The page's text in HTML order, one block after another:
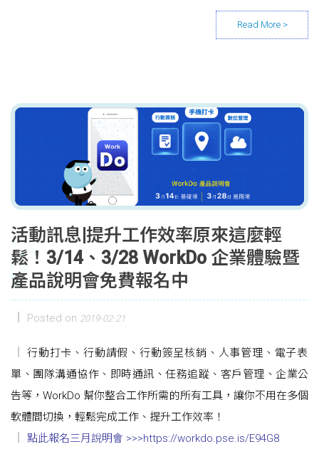
活動訊息|提升工作效率原來這麼輕
鬆！3/14、3/28 WorkDo 企業體驗暨
產品說明會免費報名中
Posted on 2019-02-21
行動打卡、行動請假、行動簽呈核銷、人事管理、電子表
單、團隊溝通協作、即時通訊、任務追蹤、客戶管理、企業公
告等，WorkDo 幫你整合工作所需的所有工具，讓你不用在多個
軟體間切換，輕鬆完成工作、提升工作效率！
點此報名三月說明會 >>>https://workdo.pse.is/E94G8